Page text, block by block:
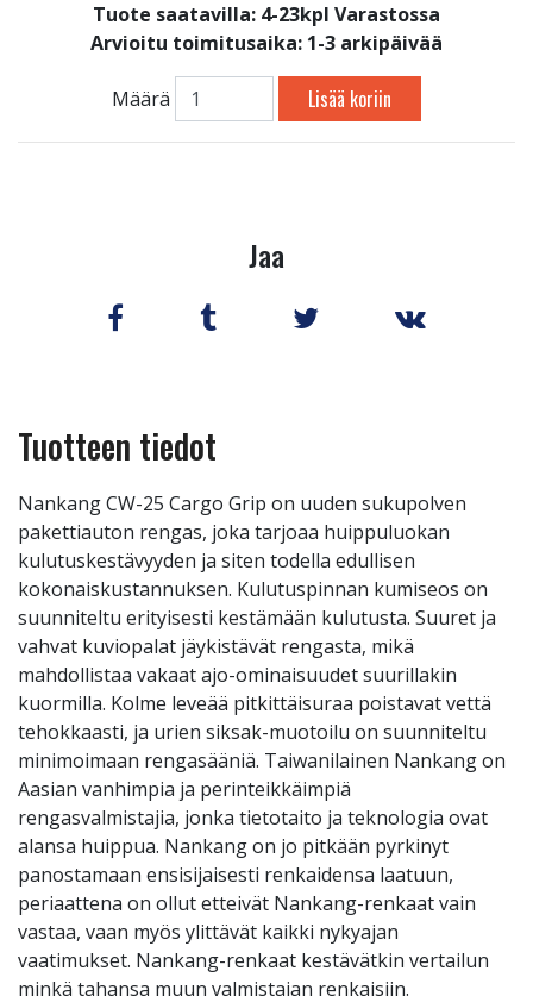
Tuote saatavilla: 4-23kpl Varastossa
Arvioitu toimitusaika: 1-3 arkipäivää
Määrä Lisää koriin
Jaa
Tuotteen tiedot
Nankang CW-25 Cargo Grip on uuden sukupolven
pakettiauton rengas, joka tarjoaa huippuluokan
kulutuskestävyyden ja siten todella edullisen
kokonaiskustannuksen. Kulutuspinnan kumiseos on
suunniteltu erityisesti kestämään kulutusta. Suuret ja
vahvat kuviopalat jäykistävät rengasta, mikä
mahdollistaa vakaat ajo-ominaisuudet suurillakin
kuormilla. Kolme leveää pitkittäisuraa poistavat vettä
tehokkaasti, ja urien siksak-muotoilu on suunniteltu
minimoimaan rengasääniä. Taiwanilainen Nankang on
Aasian vanhimpia ja perinteikkäimpiä
rengasvalmistajia, jonka tietotaito ja teknologia ovat
alansa huippua. Nankang on jo pitkään pyrkinyt
panostamaan ensisijaisesti renkaidensa laatuun,
periaattena on ollut etteivät Nankang-renkaat vain
vastaa, vaan myös ylittävät kaikki nykyajan
vaatimukset. Nankang-renkaat kestävätkin vertailun
minkä tahansa muun valmistajan renkaisiin.